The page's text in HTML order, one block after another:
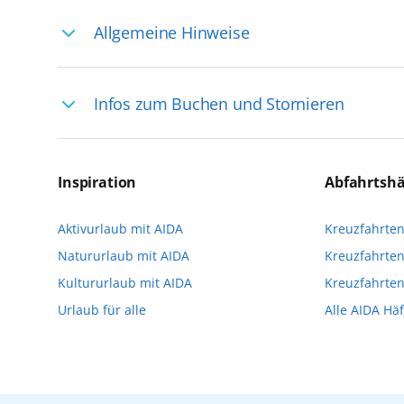
Allgemeine Hinweise
selten, sodass dort englischsprachige
das Reiseerlebnis
Infos zum Buchen und Stornieren
Reservierungsanfrage über aida.de/
Verfügung stehen. Deshalb empfehlen
vorzunehmen.
Inspiration
Aktivurlaub mit AIDA
Natururlaub mit AIDA
Kultururlaub mit AIDA
Urlaub für alle
Alle AIDA